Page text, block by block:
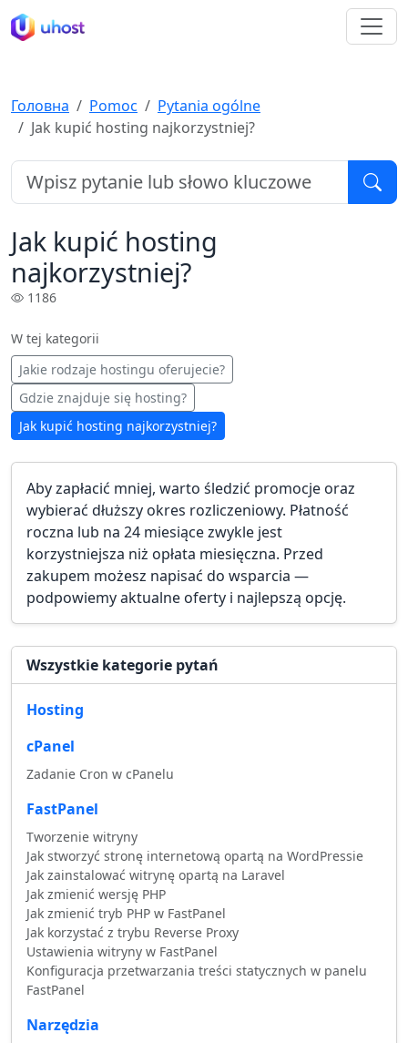
Головна Pomoc
Pytania ogólne
Jak kupić hosting najkorzystniej?
Jak kupić hosting
najkorzystniej?
1186
W tej kategorii
Jakie rodzaje hostingu oferujecie?
Gdzie znajduje się hosting?
Jak kupić hosting najkorzystniej?
Aby zapłacić mniej, warto śledzić promocje oraz
wybierać dłuższy okres rozliczeniowy. Płatność
roczna lub na 24 miesiące zwykle jest
korzystniejsza niż opłata miesięczna. Przed
zakupem możesz napisać do wsparcia —
podpowiemy aktualne oferty i najlepszą opcję.
Wszystkie kategorie pytań
Hosting
cPanel
Zadanie Cron w cPanelu
FastPanel
Tworzenie witryny
Jak stworzyć stronę internetową opartą na WordPressie
Jak zainstalować witrynę opartą na Laravel
Jak zmienić wersję PHP
Jak zmienić tryb PHP w FastPanel
Jak korzystać z trybu Reverse Proxy
Ustawienia witryny w FastPanel
Konfiguracja przetwarzania treści statycznych w panelu
FastPanel
Narzędzia